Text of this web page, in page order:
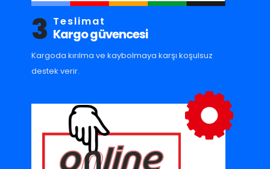
3 Teslimat
Kargo güvencesi
Kargoda kırılma ve kaybolmaya karşı koşulsuz
destek verir.